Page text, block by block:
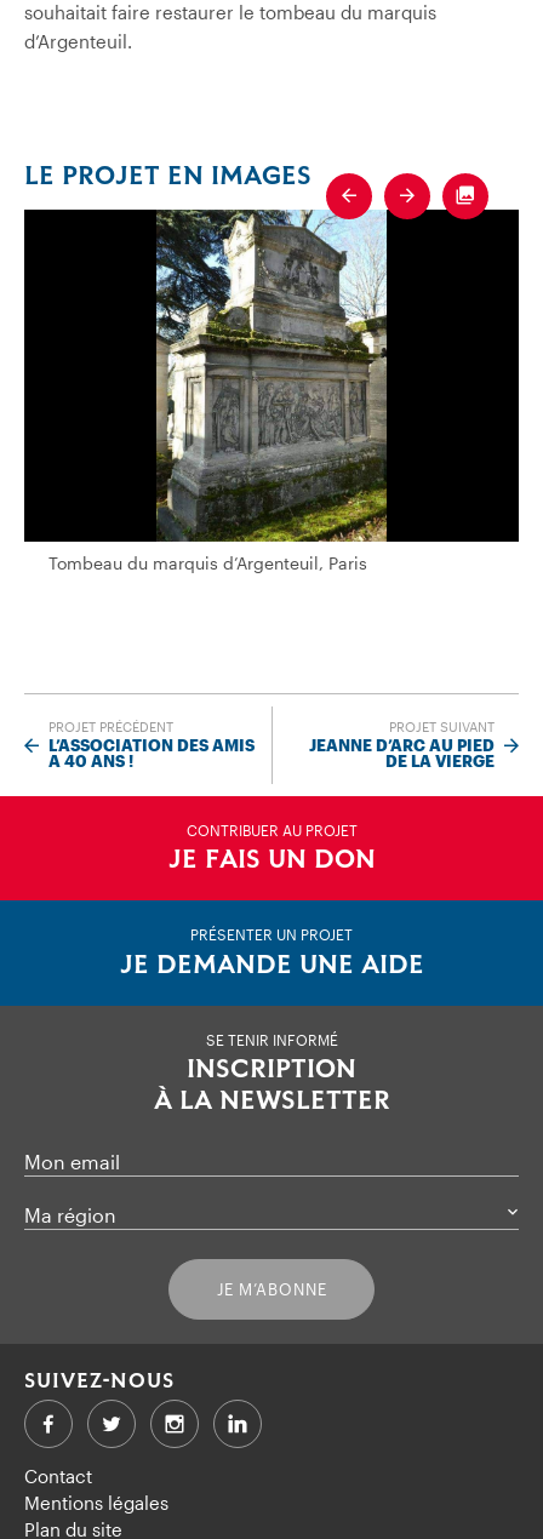
souhaitait faire restaurer le tombeau du marquis
d’Argenteuil.
LE PROJET EN IMAGES
Tombeau du marquis d’Argenteuil, Paris
Previous
Next
Tombeau du marquis d’Argenteuil, Paris
PROJET PRÉCÉDENT
L’ASSOCIATION DES AMIS
A 40 ANS !
PROJET SUIVANT
JEANNE D’ARC AU PIED
DE LA VIERGE
CONTRIBUER AU PROJET
JE FAIS UN DON
PRÉSENTER UN PROJET
JE DEMANDE UNE AIDE
SE TENIR INFORMÉ
INSCRIPTION
À LA NEWSLETTER
Mon email
Ma région
JE M’ABONNE
Contact
Mentions légales
Plan du site
SUIVEZ-NOUS
FacebookTwitter LinkedIn